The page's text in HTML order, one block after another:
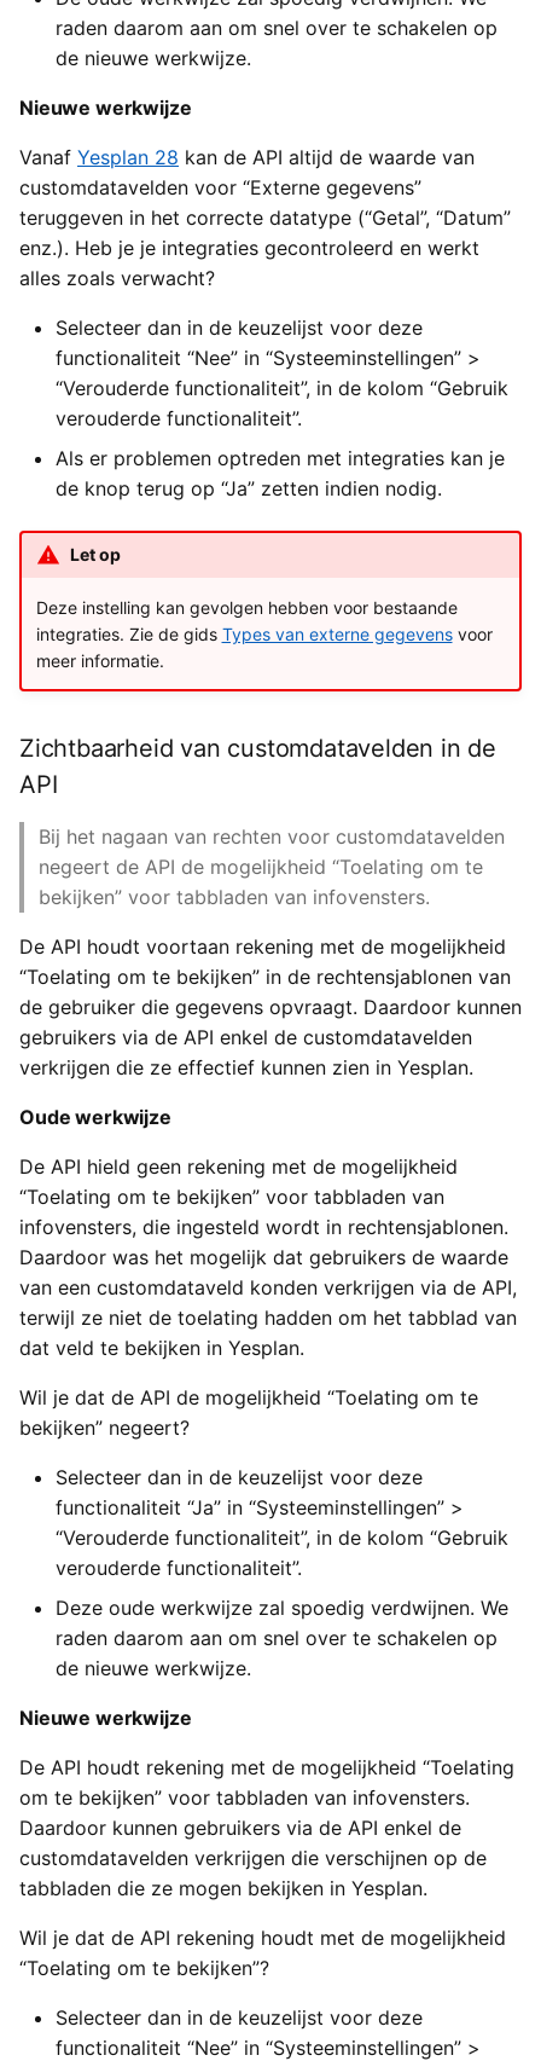
raden daarom aan om snel over te schakelen op
de nieuwe werkwijze.
Nieuwe werkwijze
Vanaf Yesplan 28 kan de API altijd de waarde van
customdatavelden voor “Externe gegevens”
teruggeven in het correcte datatype (“Getal”, “Datum”
enz.). Heb je je integraties gecontroleerd en werkt
alles zoals verwacht?
Selecteer dan in de keuzelijst voor deze
functionaliteit “Nee” in “Systeeminstellingen” >
“Verouderde functionaliteit”, in de kolom “Gebruik
verouderde functionaliteit”.
Als er problemen optreden met integraties kan je
de knop terug op “Ja” zetten indien nodig.
Let op
Deze instelling kan gevolgen hebben voor bestaande
integraties. Zie de gids Types van externe gegevensvoor
meer informatie.
Zichtbaarheid van customdatavelden in de
API
Bij het nagaan van rechten voor customdatavelden
negeert de API de mogelijkheid “Toelating om te
bekijken” voor tabbladen van infovensters.
De API houdt voortaan rekening met de mogelijkheid
“Toelating om te bekijken” in de rechtensjablonen van
de gebruiker die gegevens opvraagt. Daardoor kunnen
gebruikers via de API enkel de customdatavelden
verkrijgen die ze effectief kunnen zien in Yesplan.
Oude werkwijze
De API hield geen rekening met de mogelijkheid
“Toelating om te bekijken” voor tabbladen van
infovensters, die ingesteld wordt in rechtensjablonen.
Daardoor was het mogelijk dat gebruikers de waarde
van een customdataveld konden verkrijgen via de API,
terwijl ze niet de toelating hadden om het tabblad van
dat veld te bekijken in Yesplan.
Wil je dat de API de mogelijkheid “Toelating om te
bekijken” negeert?
Selecteer dan in de keuzelijst voor deze
functionaliteit “Ja” in “Systeeminstellingen” >
“Verouderde functionaliteit”, in de kolom “Gebruik
verouderde functionaliteit”.
Deze oude werkwijze zal spoedig verdwijnen. We
raden daarom aan om snel over te schakelen op
de nieuwe werkwijze.
Nieuwe werkwijze
De API houdt rekening met de mogelijkheid “Toelating
om te bekijken” voor tabbladen van infovensters.
Daardoor kunnen gebruikers via de API enkel de
customdatavelden verkrijgen die verschijnen op de
tabbladen die ze mogen bekijken in Yesplan.
Wil je dat de API rekening houdt met de mogelijkheid
“Toelating om te bekijken”?
Selecteer dan in de keuzelijst voor deze
functionaliteit “Nee” in “Systeeminstellingen” >